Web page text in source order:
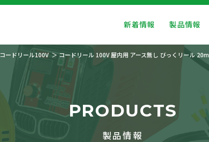
新着情報 製品情報
コードリール100V コードリール 100V 屋内用 アース無し びっくリール 20m
PRODUCTS
製品情報